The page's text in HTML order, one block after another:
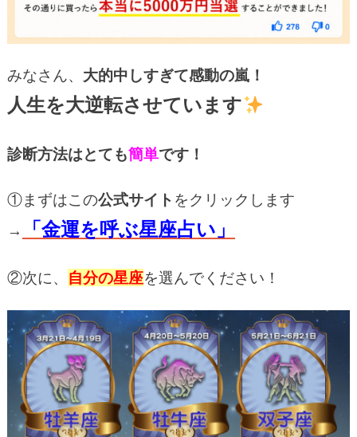
みなさん、 大的中しすぎて感動の嵐！
人生を大逆転させています
診断方法はとても簡単です！
①まずはこの公式サイト をクリックします
→
「金運を呼ぶ星座占い」
②次に、 自分の星座を選んでください！